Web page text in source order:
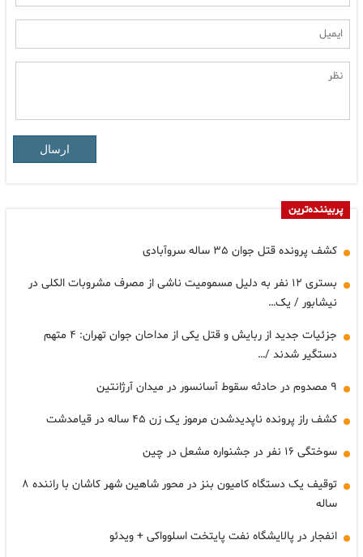
ارسال
پربیننده‌ترین
کشف پرونده قتل جوان ۳۵ ساله سروآبادی
بستری ۱۲ نفر به دلیل مسمومیت ناشی از مصرف مشروبات الکلی در
نیشابور / یک…
جزئیات جدید از ربایش و قتل یکی از مداحان جوان تهران: ۴ متهم
دستگیر شدند /…
۹ مصدوم در حادثه سقوط آسانسور در میدان آرژانتین
کشف راز پرونده ناپدیدشدن مرموز یک زن ۴۵ ساله در قیامدشت
سوختگی ۱۶ نفر در جشنواره مشعل در چین
توقیف یک دستگاه کامیون بنز در محور شاهین شهر کاشان با راننده ۸
ساله
انفجار در پالایشگاه نفت پایتخت اسلوواکی + ویدئو